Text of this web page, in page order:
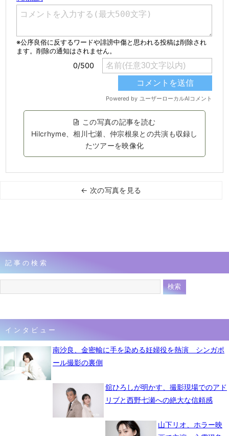
この写真の記事を読む
Hilcrhyme、相川七瀬、仲宗根泉との共演も収録し
たツアーを映像化
← 次の写真を見る
記事の検索
インタビュー
南沙良、金密輸に手を染める妊婦役を熱演 シンガポ
ール撮影の裏側
舘ひろしが明かす、撮影現場でのアド
リブと西野七瀬への絶大な信頼感
山下リオ、ホラー映